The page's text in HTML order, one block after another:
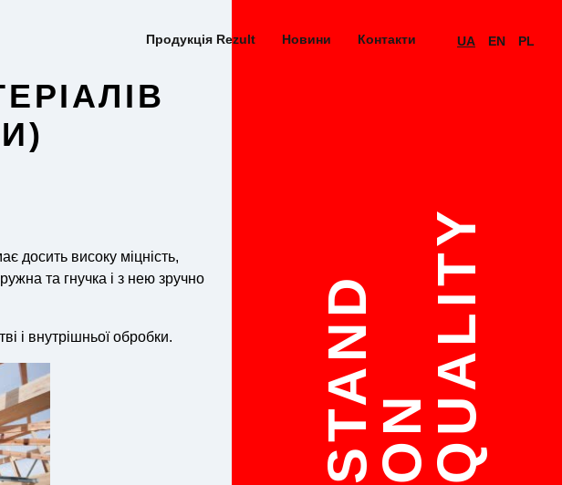
Продукція Rezult Новини Контакти UA EN PL
STANDONQUALITY
досить високу міцність,
та гнучка і з нею зручно
і внутрішньої обробки.